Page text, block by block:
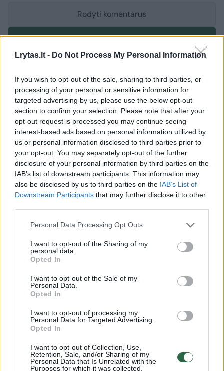
Lrytas.lt - Do Not Process My Personal Information
If you wish to opt-out of the sale, sharing to third parties, or
processing of your personal or sensitive information for
targeted advertising by us, please use the below opt-out
section to confirm your selection. Please note that after your
opt-out request is processed you may continue seeing
interest-based ads based on personal information utilized by
us or personal information disclosed to third parties prior to
your opt-out. You may separately opt-out of the further
disclosure of your personal information by third parties on the
IAB’s list of downstream participants. This information may
also be disclosed by us to third parties on the IAB’s List of
Downstream Participants that may further disclose it to other
Personal Data Processing Opt Outs
I want to opt-out of the Sharing of my
personal data.
Opted In
I want to opt-out of the Sale of my
Personal Data.
Opted In
I want to opt-out of processing my
Personal Data for Targeted Advertising.
Opted In
I want to opt-out of Collection, Use,
Retention, Sale, and/or Sharing of my
Personal Data that Is Unrelated with the
Purposes for which it was collected.
Rodyti komentarus
Prisijungti komentatoriams
fanų elgesiu: „Buvau nustebęs“
2026 m. rugpjūčio 6 d. 20:13
Lrytas.lt
Po stebuklu Liepkalnyje pramintų
rungtynių praėjusią savaitę Vilniaus